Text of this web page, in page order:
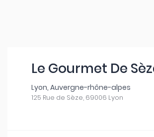
Le Gourmet De
Lyon, Auvergne-rhône-alpes
125 Rue de Sèze, 69006 Lyon